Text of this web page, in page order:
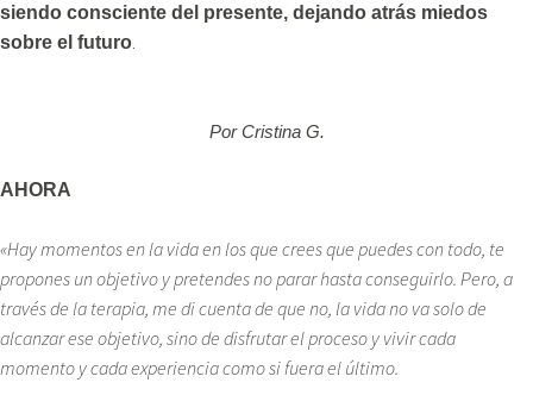
siendo consciente del presente, dejando atrás miedos
sobre el futuro
Por Cristina G.
AHORA
«Hay momentos en la vida en los que crees que puedes con todo, te
propones un objetivo y pretendes no parar hasta conseguirlo. Pero, a
través de la terapia, me di cuenta de que no, la vida no va solo de
alcanzar ese objetivo, sino de disfrutar el proceso y vivir cada
momento y cada experiencia como si fuera el último.